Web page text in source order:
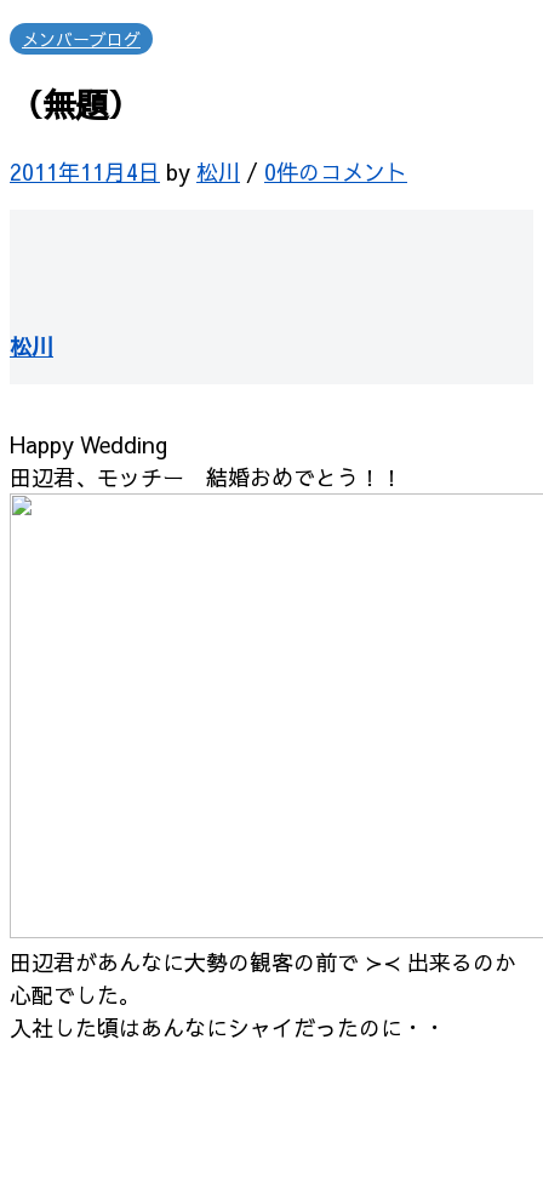
メンバーブログ
（無題）
2011年11月4日 by 松川 / 0件のコメント
松川
Happy Wedding
田辺君、モッチー 結婚おめでとう！！
田辺君があんなに大勢の観客の前で ≻≺ 出来るのか
心配でした。
入社した頃はあんなにシャイだったのに・・